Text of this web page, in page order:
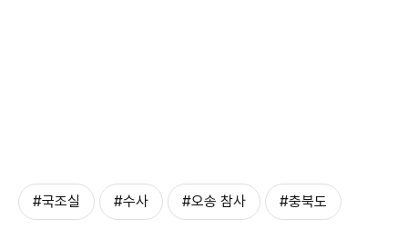
#국조실 #수사 #오송 참사 #충북도